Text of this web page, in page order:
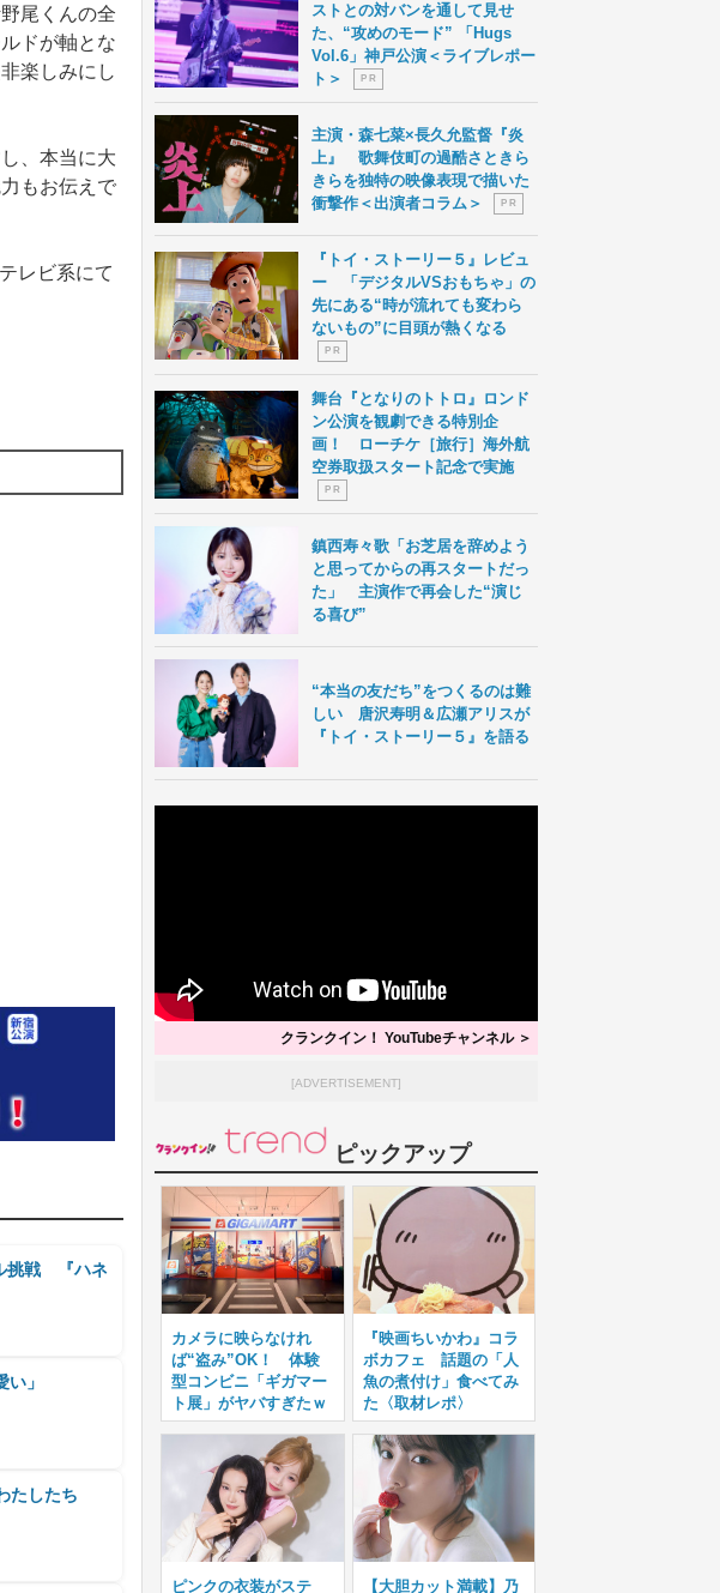
尾くんの全
ドが軸とな
楽しみにし
、本当に大
もお伝えで
レビ系にて
挑戦 『ハネ
」
たしたち
ストとの対バンを通して見せ
た、“攻めのモード” 「Hugs
Vol.6」神戸公演＜ライブレポー
ト＞
P R
主演・森七菜×長久允監督『炎
上』 歌舞伎町の過酷さときら
きらを独特の映像表現で描いた
衝撃作＜出演者コラム＞
P R
『トイ・ストーリー５』レビュ
ー 「デジタルVSおもちゃ」の
先にある“時が流れても変わら
ないもの”に目頭が熱くなる
P R
舞台『となりのトトロ』ロンド
ン公演を観劇できる特別企
画！ ローチケ［旅行］海外航
空券取扱スタート記念で実施
P R
鎮西寿々歌「お芝居を辞めよう
と思ってからの再スタートだっ
た」 主演作で再会した“演じ
る喜び”
“本当の友だち”をつくるのは難
しい 唐沢寿明＆広瀬アリスが
『トイ・ストーリー５』を語る
クランクイン！ YouTubeチャンネル ＞
[ADVERTISEMENT]
ピックアップ
カメラに映らなけれ
ば“盗み”OK！ 体験
型コンビニ「ギガマー
ト展」がヤバすぎたｗ
『映画ちいかわ』コラ
ボカフェ 話題の「人
魚の煮付け」食べてみ
た〈取材レポ〉
ピンクの衣装がステ 【大胆カット満載】乃